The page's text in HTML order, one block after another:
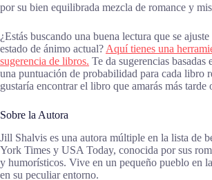
por su bien equilibrada mezcla de romance y
¿Estás buscando una buena lectura que se
estado de ánimo actual? Aquí tienes una
sugerencia de libros. Te da sugerencias basadas
una puntuación de probabilidad para cada libro
gustaría encontrar el libro que amarás más tarde
Sobre la Autora
Jill Shalvis es una autora múltiple en la lista de
York Times y USA Today, conocida por sus
y humorísticos. Vive en un pequeño pueblo en
en su peculiar entorno.